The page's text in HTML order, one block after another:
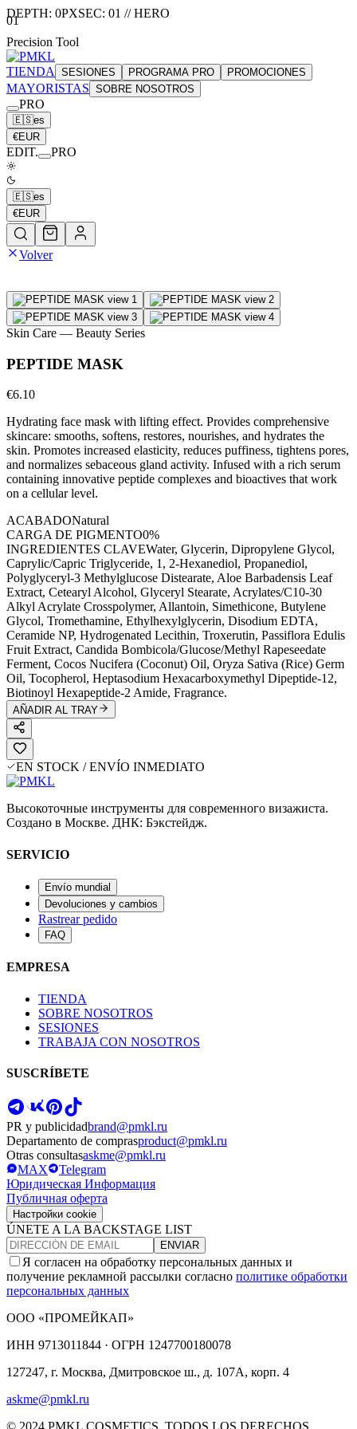
DEPTH: 0PXSEC: 01 //HERO
01
Precision Tool
TIENDA SESIONES PROGRAMA PRO PROMOCIONES
MAYORISTAS SOBRE NOSOTROS
PRO
🇪🇸es
€EUR
EDIT. PRO
🇪🇸es
€EUR
Volver
Skin Care — Beauty Series
PEPTIDE MASK
€6.10
Hydrating face mask with lifting effect. Provides comprehensive
skincare: smooths, softens, restores, nourishes, and hydrates the
skin. Promotes increased elasticity, reduces puffiness, tightens pores,
and normalizes sebaceous gland activity. Infused with a rich serum
containing innovative peptide complexes and bioactives that work
on a cellular level.
ACABADONatural
CARGA DE PIGMENTO0%
INGREDIENTES CLAVEWater, Glycerin, Dipropylene Glycol,
Caprylic/Capric Triglyceride, 1, 2-Hexanediol, Propanediol,
Polyglyceryl-3 Methylglucose Distearate, Aloe Barbadensis Leaf
Extract, Cetearyl Alcohol, Glyceryl Stearate, Acrylates/C10-30
Alkyl Acrylate Crosspolymer, Allantoin, Simethicone, Butylene
Glycol, Tromethamine, Ethylhexylglycerin, Disodium EDTA,
Ceramide NP, Hydrogenated Lecithin, Troxerutin, Passiflora Edulis
Fruit Extract, Candida Bombicola/Glucose/Methyl Rapeseedate
Ferment, Cocos Nucifera (Coconut) Oil, Oryza Sativa (Rice) Germ
Oil, Tocopherol, Heptasodium Hexacarboxymethyl Dipeptide-12,
Biotinoyl Hexapeptide-2 Amide, Fragrance.
AÑADIR AL TRAY
EN STOCK / ENVÍO INMEDIATO
Высокоточные инструменты для современного визажиста.
Создано в Москве. ДНК: Бэкстейдж.
SERVICIO
Envío mundial
Devoluciones y cambios
Rastrear pedido
FAQ
EMPRESA
TIENDA
SOBRE NOSOTROS
SESIONES
TRABAJA CON NOSOTROS
SUSCRÍBETE
PR y publicidadbrand@pmkl.ru
Departamento de comprasproduct@pmkl.ru
Otras consultasaskme@pmkl.ru
MAX
Telegram
Юридическая Информация
Публичная оферта
Настройки cookie
ÚNETE A LA BACKSTAGE LIST
ENVIAR
Я согласен на обработку персональных данных и
получение рекламной рассылки согласно политике обработки
персональных данных
ООО «ПРОМЕЙКАП»
ИНН 9713011844 · ОГРН 1247700180078
127247, г. Москва, Дмитровское ш., д. 107А, корп. 4
askme@pmkl.ru
© 2024 PMKL COSMETICS. TODOS LOS DERECHOS